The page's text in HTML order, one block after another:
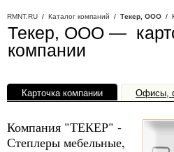
RMNT.RU / Каталог компаний / Текер, ООО /
Текер, ООО —
компании
Карточка компании Офисы,
Компания "ТЕКЕР" -
Степлеры мебельные,